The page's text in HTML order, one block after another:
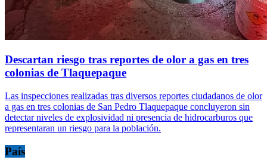
Descartan riesgo tras reportes de olor a gas en tres
colonias de Tlaquepaque
Las inspecciones realizadas tras diversos reportes ciudadanos de olor
a gas en tres colonias de San Pedro Tlaquepaque concluyeron sin
detectar niveles de explosividad ni presencia de hidrocarburos que
representaran un riesgo para la población.
País